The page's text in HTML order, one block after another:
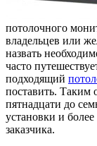
потолочного
владельцев или
назвать
часто
подходящий
поставить. Таким
пятнадцати до
установки и
заказчика.